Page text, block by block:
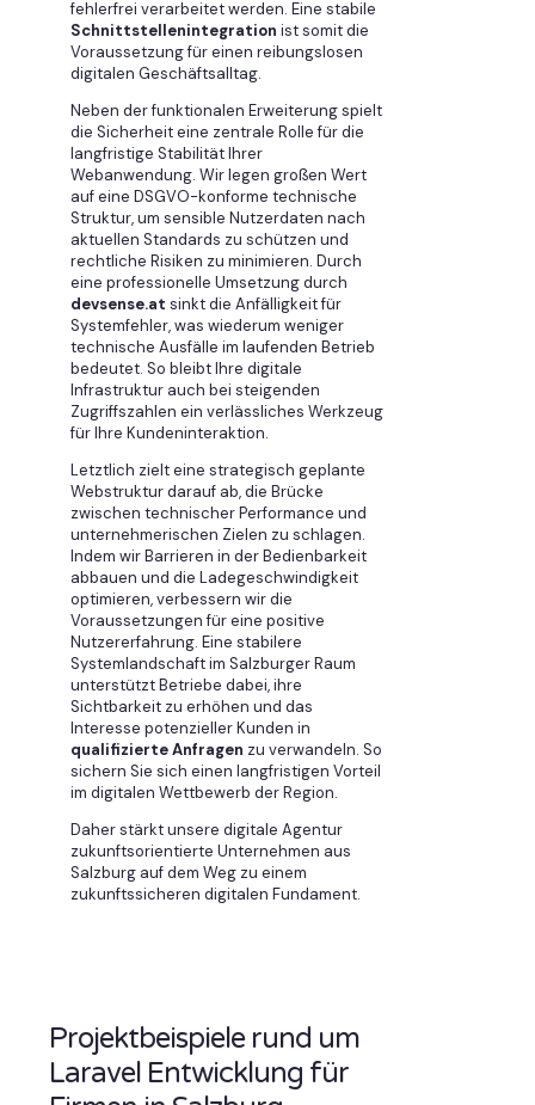
fehlerfrei verarbeitet werden. Eine stabile
Schnittstellenintegration ist somit die
Voraussetzung für einen reibungslosen
digitalen Geschäftsalltag.
Neben der funktionalen Erweiterung spielt
die Sicherheit eine zentrale Rolle für die
langfristige Stabilität Ihrer
Webanwendung. Wir legen großen Wert
auf eine DSGVO-konforme technische
Struktur, um sensible Nutzerdaten nach
aktuellen Standards zu schützen und
rechtliche Risiken zu minimieren. Durch
eine professionelle Umsetzung durch
devsense.at sinkt die Anfälligkeit für
Systemfehler, was wiederum weniger
technische Ausfälle im laufenden Betrieb
bedeutet. So bleibt Ihre digitale
Infrastruktur auch bei steigenden
Zugriffszahlen ein verlässliches Werkzeug
für Ihre Kundeninteraktion.
Letztlich zielt eine strategisch geplante
Webstruktur darauf ab, die Brücke
zwischen technischer Performance und
unternehmerischen Zielen zu schlagen.
Indem wir Barrieren in der Bedienbarkeit
abbauen und die Ladegeschwindigkeit
optimieren, verbessern wir die
Voraussetzungen für eine positive
Nutzererfahrung. Eine stabilere
Systemlandschaft im Salzburger Raum
unterstützt Betriebe dabei, ihre
Sichtbarkeit zu erhöhen und das
Interesse potenzieller Kunden in
qualifizierte Anfragen zu verwandeln. So
sichern Sie sich einen langfristigen Vorteil
im digitalen Wettbewerb der Region.
Daher stärkt unsere digitale Agentur
zukunftsorientierte Unternehmen aus
Salzburg auf dem Weg zu einem
zukunftssicheren digitalen Fundament.
Projektbeispiele rund um
Laravel Entwicklung für